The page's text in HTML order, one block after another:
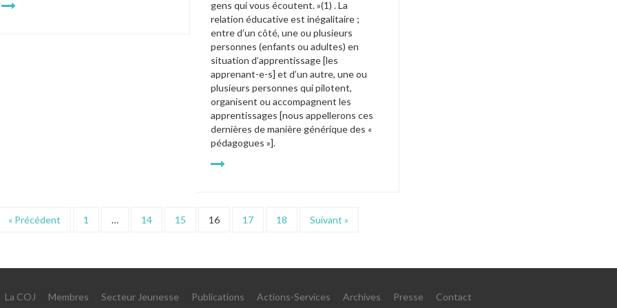
gens qui vous écoutent. »(1) . La
relation éducative est inégalitaire ;
entre d’un côté, une ou plusieurs
personnes (enfants ou adultes) en
situation d’apprentissage [les
apprenant-e-s] et d’un autre, une ou
plusieurs personnes qui pilotent,
organisent ou accompagnent les
apprentissages [nous appellerons ces
dernières de manière générique des «
pédagogues »].
« Précédent 1 … 14 15 16 17 18 Suivant »
La COJ Membres Secteur Jeunesse Publications Actions-Services Archives Presse Contact